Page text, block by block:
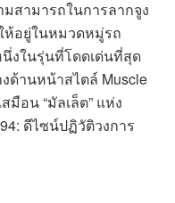
สามารถในการลากจูง
ห้อยู่ในหมวดหมู่รถ
งในรุ่นที่โดดเด่นที่สุด
ด้านหน้าสไตล์ Muscle
มือน “มัลเล็ต” แห่ง
ดีไซน์ปฏิวัติวงการ